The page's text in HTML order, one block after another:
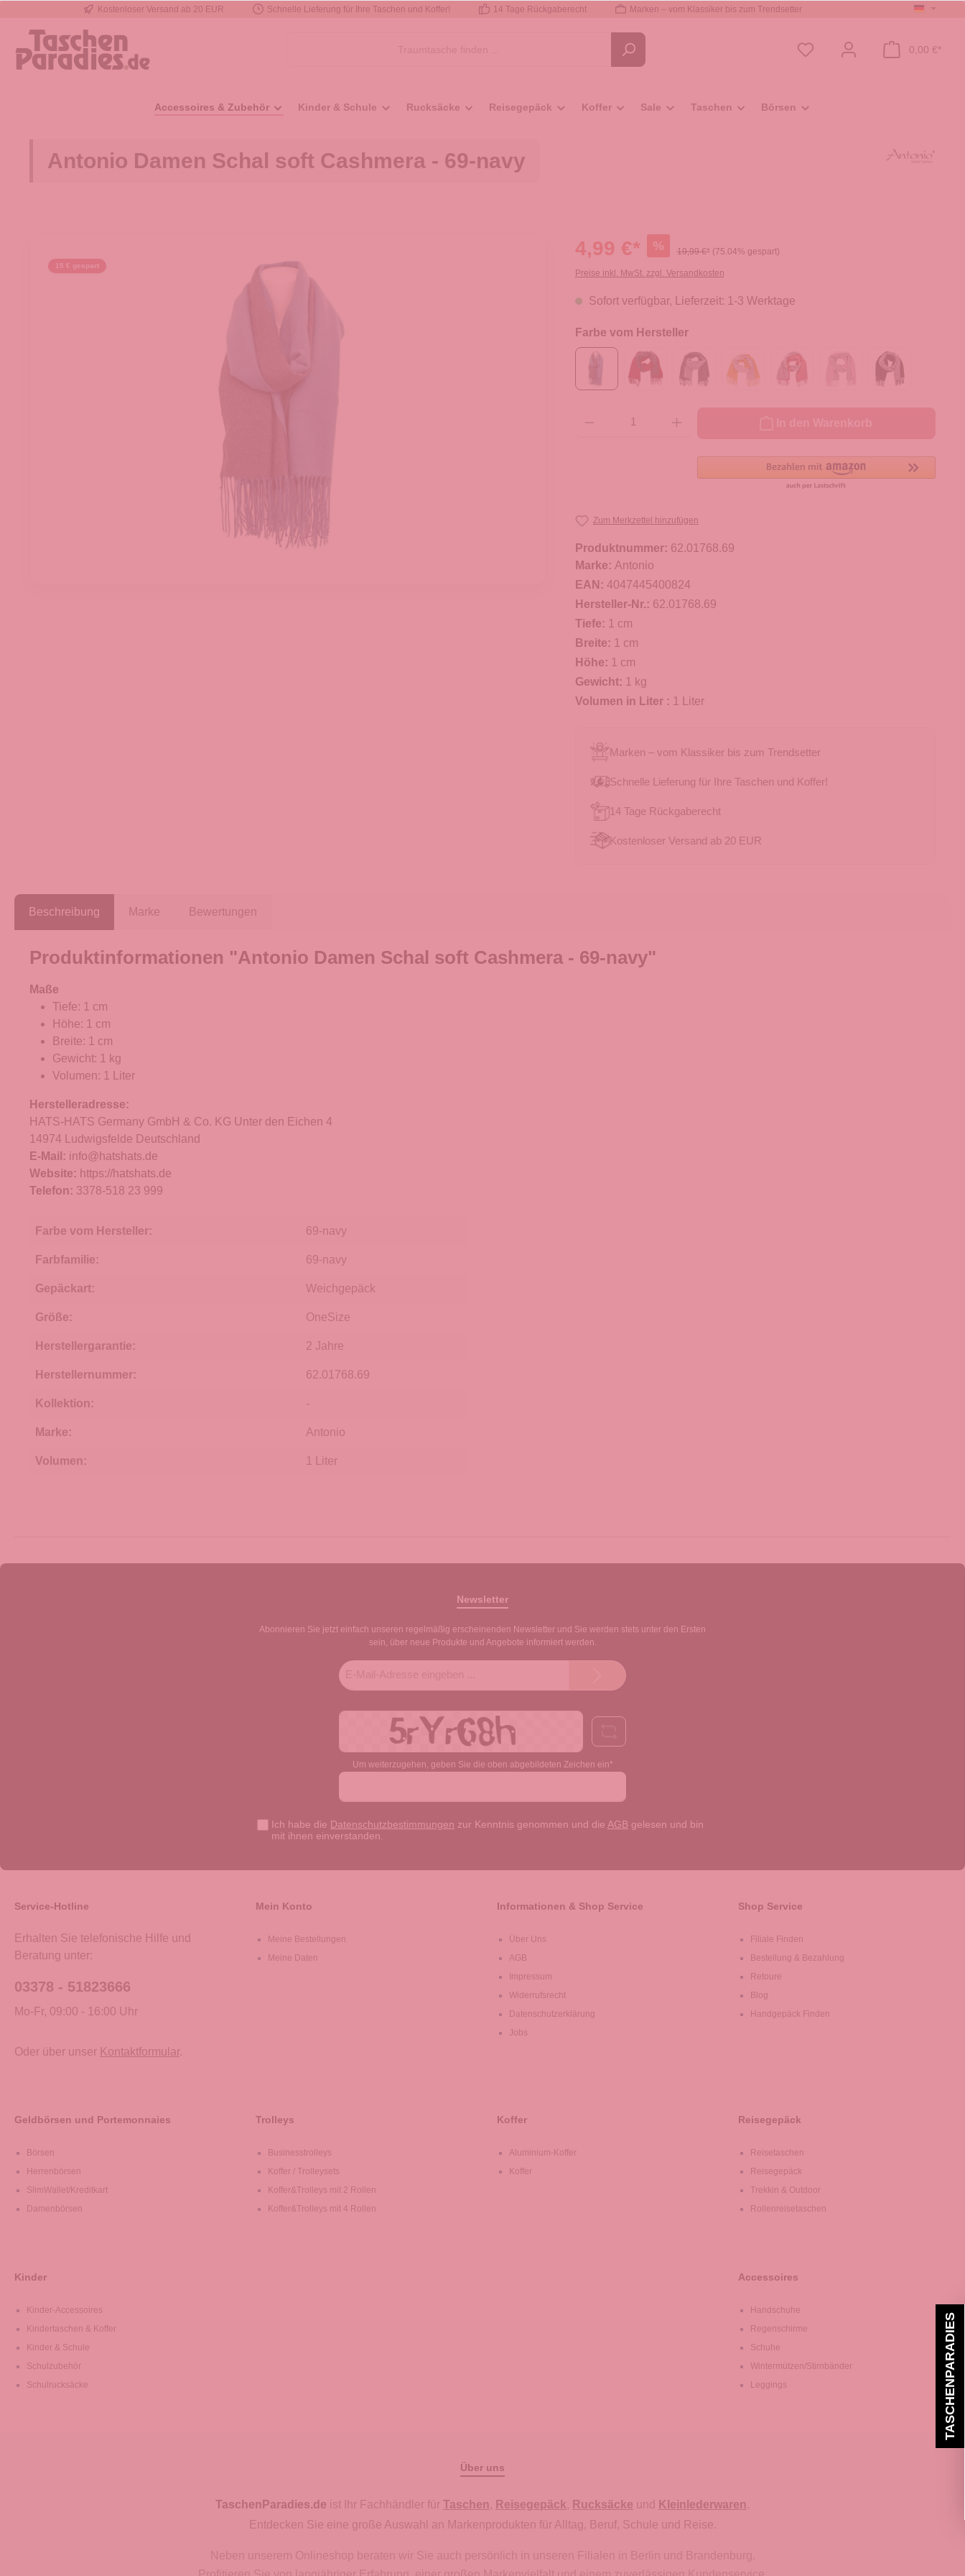
Zur Hauptnavigation springen
Kostenloser Versand ab 20 EUR Schnelle Lieferung für Ihre Taschen und Koffer! 14 Tage Rückgaberecht Marken – vom Klassiker bis zum Trendsetter
0,00 €*
Accessoires & Zubehör Kinder & Schule Rucksäcke Reisegepäck Koffer Sale Taschen Börsen
Antonio Damen Schal soft Cashmera - 69-navy
15 € gespart
4,99 €* % 19,99 €* (75.04% gespart)
Preise inkl. MwSt. zzgl. Versandkosten
Sofort verfügbar, Lieferzeit: 1-3 Werktage
Farbe vom Hersteller
Zum Merkzettel hinzufügen
Produktnummer: 62.01768.69
Marke: Antonio
EAN: 4047445400824
Hersteller-Nr.: 62.01768.69
Tiefe: 1 cm
Breite: 1 cm
Höhe: 1 cm
Gewicht: 1 kg
Volumen in Liter : 1 Liter
Marken – vom Klassiker bis zum Trendsetter
Schnelle Lieferung für Ihre Taschen und Koffer!
14 Tage Rückgaberecht
Kostenloser Versand ab 20 EUR
Beschreibung Marke Bewertungen
Produktinformationen "Antonio Damen Schal soft Cashmera - 69-navy"
Maße
Tiefe: 1 cm
Höhe: 1 cm
Breite: 1 cm
Gewicht: 1 kg
Volumen: 1 Liter
Herstelleradresse:
HATS-HATS Germany GmbH & Co. KG Unter den Eichen 4
14974 Ludwigsfelde Deutschland
E-Mail: info@hatshats.de
Website: https://hatshats.de
Telefon: 3378-518 23 999
Farbe vom Hersteller: 69-navy
Farbfamilie: 69-navy
Gepäckart: Weichgepäck
Größe: OneSize
Herstellergarantie: 2 Jahre
Herstellernummer: 62.01768.69
Kollektion: -
Marke: Antonio
Volumen: 1 Liter
Newsletter
Abonnieren Sie jetzt einfach unseren regelmäßig erscheinenden Newsletter und Sie werden stets unter den Ersten
sein, über neue Produkte und Angebote informiert werden.
Adresse*
Um weiterzugehen, geben Sie die oben abgebildeten Zeichen ein*
Ich habe die Datenschutzbestimmungen zur Kenntnis genommen und die AGB gelesen und bin
mit ihnen einverstanden.
Service-Hotline
Erhalten Sie telefonische Hilfe und
Beratung unter:
03378 - 51823666
Mo-Fr, 09:00 - 16:00 Uhr
Oder über unser Kontaktformular.
Mein Konto
Meine Bestellungen
Meine Daten
Informationen & Shop Service
Über Uns
AGB
Impressum
Widerrufsrecht
Datenschutzerklärung
Jobs
Shop Service
Filiale Finden
Bestellung & Bezahlung
Retoure
Blog
Handgepäck Finden
Geldbörsen und Portemonnaies
Börsen
Herrenbörsen
SlimWallet/Kreditkart
Damenbörsen
Trolleys
Businesstrolleys
Koffer / Trolleysets
Koffer&Trolleys mit 2 Rollen
Koffer&Trolleys mit 4 Rollen
Koffer
Aluminium-Koffer
Koffer
Reisegepäck
Reisetaschen
Reisegepäck
Trekkin & Outdoor
Rollenreisetaschen
Kinder
Kinder-Accessoires
Kindertaschen & Koffer
Kinder & Schule
Schulzubehör
Schulrucksäcke
Accessoires
Handschuhe
Regenschirme
Schuhe
Wintermützen/Stirnbänder
Leggings
Über uns
TaschenParadies.de ist Ihr Fachhändler für Taschen, Reisegepäck, Rucksäcke und Kleinlederwaren.
Entdecken Sie eine große Auswahl an Markenprodukten für Alltag, Beruf, Schule und Reise.
Neben unserem Onlineshop beraten wir Sie auch persönlich in unseren Filialen in Berlin und Brandenburg.
TASCHENPARADIES